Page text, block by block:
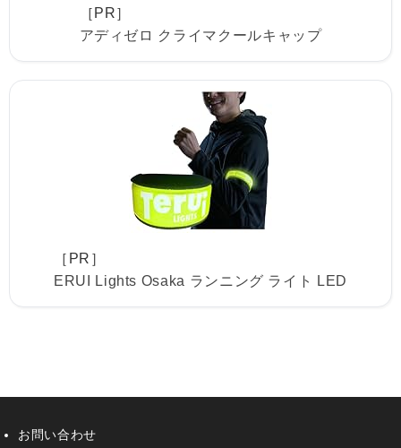
［PR］
アディゼロ クライマクールキャップ
［PR］
ERUI Lights Osaka ランニング ライト LED
お問い合わせ